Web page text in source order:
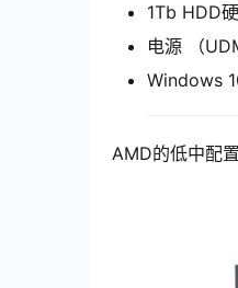
1Tb HDD
电源 （
Windows
AMD的低中配